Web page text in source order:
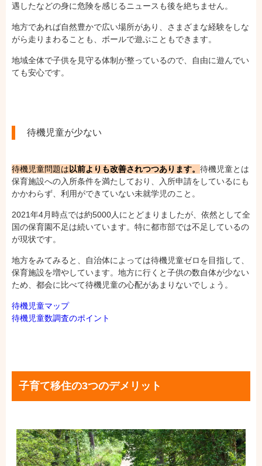
遇したなどの身に危険を感じるニュースも後を絶ちません。
地方であれば自然豊かで広い場所があり、さまざまな経験をしな
がら走りまわることも、ボールで遊ぶこともできます。
地域全体で子供を見守る体制が整っているので、自由に遊んでい
ても安心です。
待機児童が少ない
待機児童問題は 以前よりも改善されつつあります。 待機児童とは
保育施設への入所条件を満たしており、入所申請をしているにも
かかわらず、利用ができていない未就学児のこと。
2021年4月時点では約5000人にとどまりましたが、依然として全
国の保育園不足は続いています。特に都市部では不足しているの
が現状です。
地方をみてみると、自治体によっては待機児童ゼロを目指して、
保育施設を増やしています。地方に行くと子供の数自体が少ない
ため、都会に比べて待機児童の心配があまりないでしょう。
待機児童マップ
待機児童数調査のポイント
子育て移住の3つのデメリット